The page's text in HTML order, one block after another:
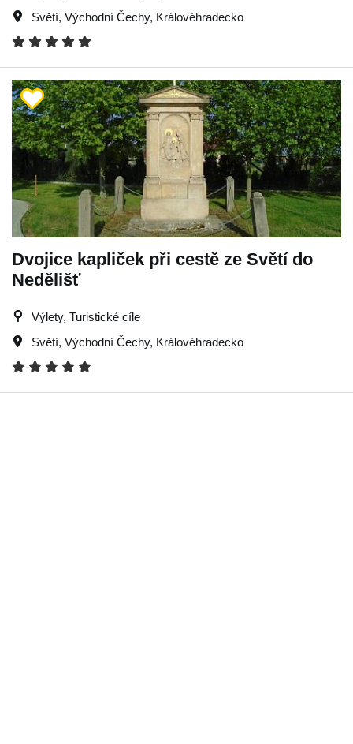
Světí, Východní Čechy, Královéhradecko
Dvojice kapliček při cestě ze Světí do
Nedělišť
Výlety, Turistické cíle
Světí, Východní Čechy, Královéhradecko